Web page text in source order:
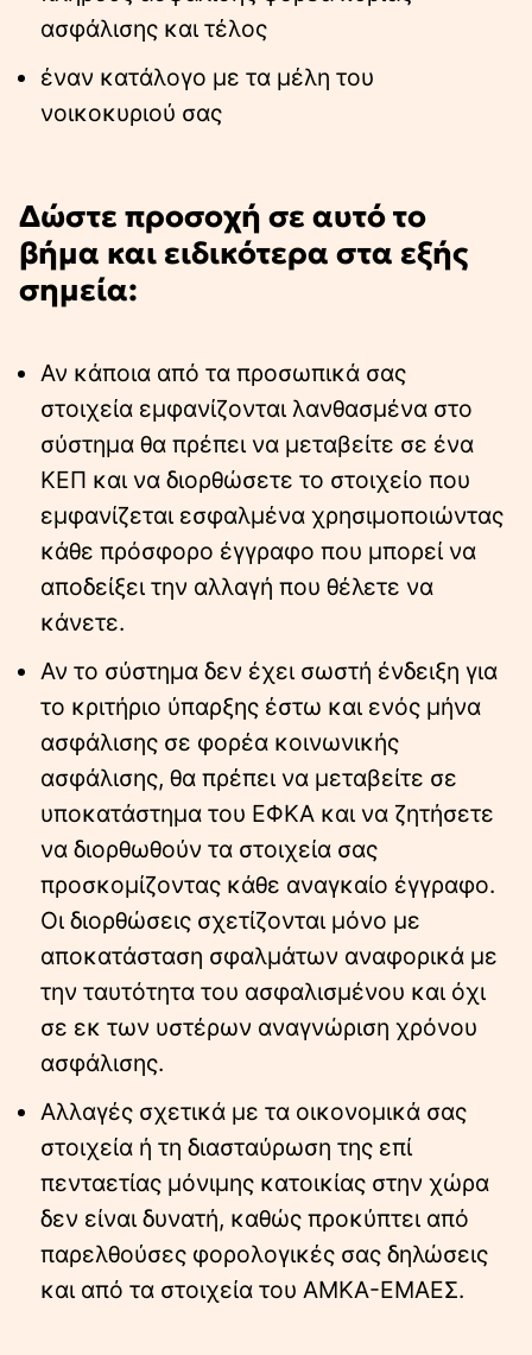
ασφάλισης και τέλος
έναν κατάλογο με τα μέλη του
νοικοκυριού σας
Δώστε προσοχή σε αυτό το
βήμα και ειδικότερα στα εξής
σημεία:
Αν κάποια από τα προσωπικά σας
στοιχεία εμφανίζονται λανθασμένα στο
σύστημα θα πρέπει να μεταβείτε σε ένα
ΚΕΠ και να διορθώσετε το στοιχείο που
εμφανίζεται εσφαλμένα χρησιμοποιώντας
κάθε πρόσφορο έγγραφο που μπορεί να
αποδείξει την αλλαγή που θέλετε να
κάνετε.
Αν το σύστημα δεν έχει σωστή ένδειξη για
το κριτήριο ύπαρξης έστω και ενός μήνα
ασφάλισης σε φορέα κοινωνικής
ασφάλισης, θα πρέπει να μεταβείτε σε
υποκατάστημα του ΕΦΚΑ και να ζητήσετε
να διορθωθούν τα στοιχεία σας
προσκομίζοντας κάθε αναγκαίο έγγραφο.
Οι διορθώσεις σχετίζονται μόνο με
αποκατάσταση σφαλμάτων αναφορικά με
την ταυτότητα του ασφαλισμένου και όχι
σε εκ των υστέρων αναγνώριση χρόνου
ασφάλισης.
Αλλαγές σχετικά με τα οικονομικά σας
στοιχεία ή τη διασταύρωση της επί
πενταετίας μόνιμης κατοικίας στην χώρα
δεν είναι δυνατή, καθώς προκύπτει από
παρελθούσες φορολογικές σας δηλώσεις
και από τα στοιχεία του ΑΜΚΑ-ΕΜΑΕΣ.